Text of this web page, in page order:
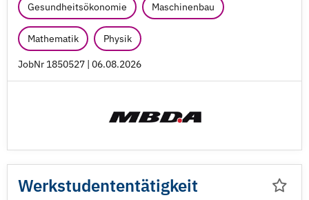
Gesundheitsökonomie Maschinenbau
Mathematik Physik
JobNr 1850527 | 06.08.2026
Werkstudententätigkeit